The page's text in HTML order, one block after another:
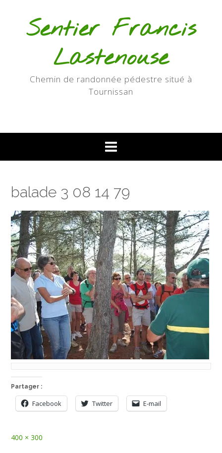
Sentier Francis
Lastenouse
Chemin de randonnée pédestre situé à
Tournissan
balade 3 08 14 79
Partager :
Facebook Twitter E-mail
Full
400 × 300